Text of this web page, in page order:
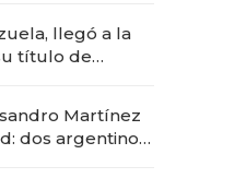
llegó a la
título de
premium"Martínez
dos argentinos